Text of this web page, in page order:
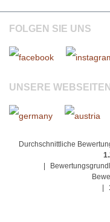
FOLGEN SIE UNS
UNSERE WEBSEITEN
Durchschnittliche